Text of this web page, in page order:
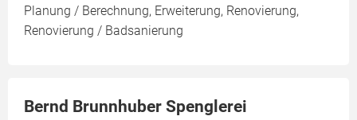
Planung / Berechnung, Erweiterung, Renovierung,
Renovierung / Badsanierung
Bernd Brunnhuber Spenglerei